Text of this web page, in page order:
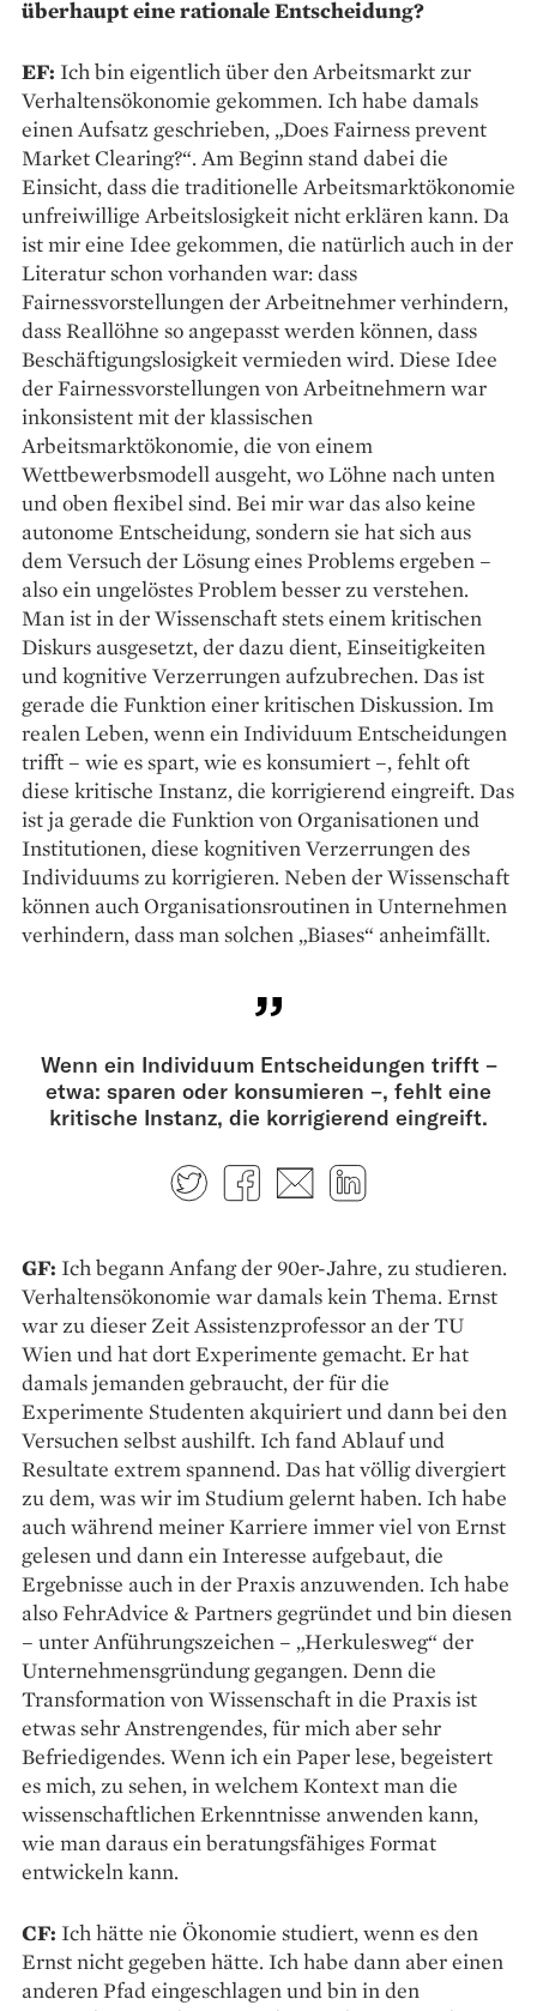
überhaupt eine rationale Entscheidung?
EF: Ich bin eigentlich über den Arbeitsmarkt zur
Verhaltensökonomie gekommen. Ich habe damals
einen Aufsatz geschrieben, „Does Fairness prevent
Market Clearing?“. Am Beginn stand dabei die
Einsicht, dass die traditionelle Arbeitsmarktökonomie
unfreiwillige Arbeitslosigkeit nicht erklären kann. Da
ist mir eine Idee gekommen, die natürlich auch in der
Literatur schon vorhanden war: dass
Fairnessvorstellungen der Arbeitnehmer verhindern,
dass Reallöhne so angepasst werden können, dass
Beschäftigungslosigkeit vermieden wird. Diese Idee
der Fairnessvorstellungen von Arbeitnehmern war
inkonsistent mit der klassischen
Arbeitsmarktökonomie, die von einem
Wettbewerbsmodell ausgeht, wo Löhne nach unten
und oben flexibel sind. Bei mir war das also keine
autonome Entscheidung, sondern sie hat sich aus
dem Versuch der Lösung eines Problems ergeben –
also ein ungelöstes Problem besser zu verstehen.
Man ist in der Wissenschaft stets einem kritischen
Diskurs ausgesetzt, der dazu dient, Einseitigkeiten
und kognitive Verzerrungen aufzubrechen. Das ist
gerade die Funktion einer kritischen Diskussion. Im
realen Leben, wenn ein Individuum Entscheidungen
trifft – wie es spart, wie es konsumiert –, fehlt oft
diese kritische Instanz, die korrigierend eingreift. Das
ist ja gerade die Funktion von Organisationen und
Institutionen, diese kognitiven Verzerrungen des
Individuums zu korrigieren. Neben der Wissenschaft
können auch Organisationsroutinen in Unternehmen
verhindern, dass man solchen „Biases“ anheimfällt.
Wenn ein Individuum Entscheidungen trifft –
etwa: sparen oder konsumieren –, fehlt eine
kritische Instanz, die korrigierend eingreift.
TwitterFacebook
E-mail
GF: Ich begann Anfang der 90er-Jahre, zu studieren.
Verhaltensökonomie war damals kein Thema. Ernst
war zu dieser Zeit Assistenzprofessor an der TU
Wien und hat dort Experimente gemacht. Er hat
damals jemanden gebraucht, der für die
Experimente Studenten akquiriert und dann bei den
Versuchen selbst aushilft. Ich fand Ablauf und
Resultate extrem spannend. Das hat völlig divergiert
zu dem, was wir im Studium gelernt haben. Ich habe
auch während meiner Karriere immer viel von Ernst
gelesen und dann ein Interesse aufgebaut, die
Ergebnisse auch in der Praxis anzuwenden. Ich habe
also FehrAdvice & Partners gegründet und bin diesen
– unter Anführungszeichen – „Herkulesweg“ der
Unternehmensgründung gegangen. Denn die
Transformation von Wissenschaft in die Praxis ist
etwas sehr Anstrengendes, für mich aber sehr
Befriedigendes. Wenn ich ein Paper lese, begeistert
es mich, zu sehen, in welchem Kontext man die
wissenschaftlichen Erkenntnisse anwenden kann,
wie man daraus ein beratungsfähiges Format
entwickeln kann.
CF: Ich hätte nie Ökonomie studiert, wenn es den
Ernst nicht gegeben hätte. Ich habe dann aber einen
anderen Pfad eingeschlagen und bin in den